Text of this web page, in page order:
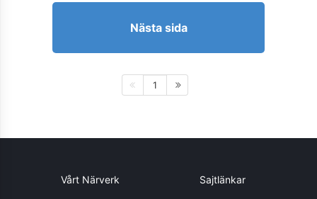
Nästa sida
1
Vårt Närverk Sajtlänkar